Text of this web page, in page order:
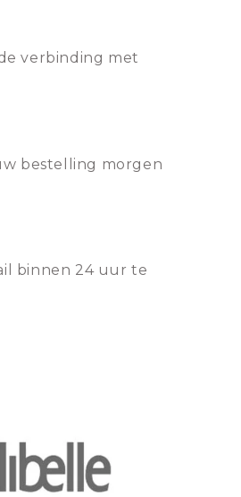
verbinding met
bestelling morgen
binnen 24 uur te